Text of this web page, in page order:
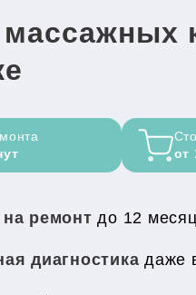
от
на ремонтдо 12
диагностика даже